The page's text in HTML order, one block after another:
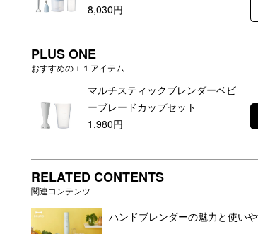
8,030円
PLUS ONE
おすすめの＋１アイテム
マルチスティックブレンダーベビ
ーブレードカップセット
1,980円
RELATED CONTENTS
関連コンテンツ
ハンドブレンダーの魅力と使い